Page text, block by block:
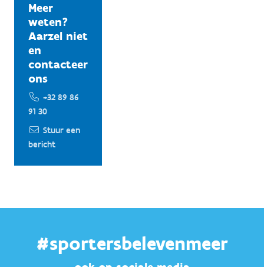
Meer
weten?
Aarzel niet
en
contacteer
ons
+32 89 86
91 30
Stuur een
bericht
#sportersbelevenmeer